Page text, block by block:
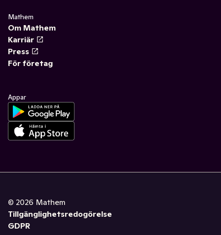
Mathem
Om Mathem
Karriär
Press
För företag
Appar
© 2026 Mathem
Tillgänglighetsredogörelse
GDPR